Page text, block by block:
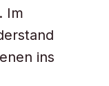
Im
ins